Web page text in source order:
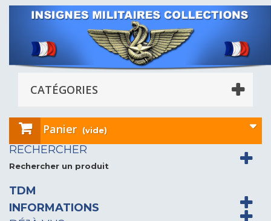
CATÉGORIES
Panier (vide)
RECHERCHER
Rechercher un produit
TDM
INFORMATIONS